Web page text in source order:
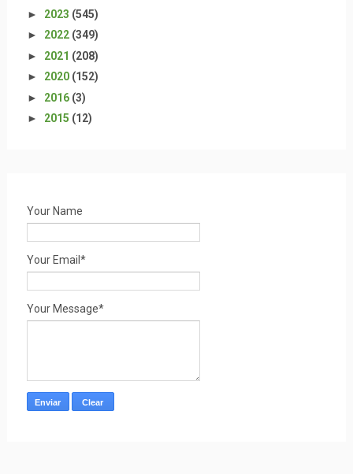
► 2023 (545)
► 2022 (349)
► 2021 (208)
► 2020 (152)
► 2016 (3)
► 2015 (12)
Your Name
Your Email*
Your Message*